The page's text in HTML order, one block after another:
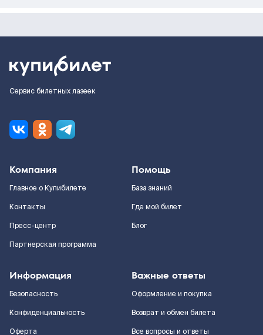
Сервис билетных лазеек
Компания
Главное о Купибилете
Контакты
Пресс-центр
Партнерская программа
Помощь
База знаний
Где мой билет
Блог
Информация
Безопасность
Конфиденциальность
Оферта
Важные ответы
Оформление и покупка
Возврат и обмен билета
Все вопросы и ответы